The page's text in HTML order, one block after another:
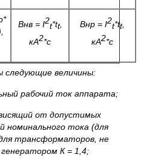
*
Внв = I2
t*tt,
кА2*с
Внр = I2
t*tt,
кА2*с
следующие величины:
рабочий ток аппарата;
от допустимых
номинального тока (для
трансформаторов, не
К = 1,4;